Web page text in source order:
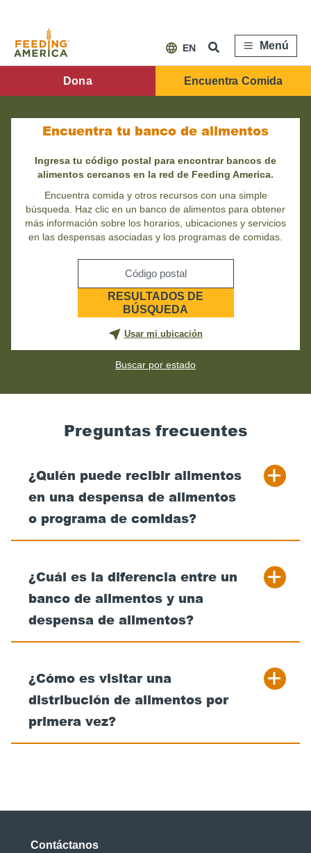
principal
EN
Menú
Main
Menu
Dona Encuentra Comida
Encuentra tu banco de alimentos
Ingresa tu código postal para encontrar bancos de
alimentos cercanos en la red de Feeding America.
Encuentra comida y otros recursos con una simple
búsqueda. Haz clic en un banco de alimentos para obtener
más información sobre los horarios, ubicaciones y servicios
en las despensas asociadas y los programas de comidas.
postal
más
RESULTADOS DE
BÚSQUEDA
Usar mi ubicación
Buscar por estado
Preguntas frecuentes
¿Quién puede recibir alimentos
en una despensa de alimentos
o programa de comidas?
¿Cuál es la diferencia entre un
banco de alimentos y una
despensa de alimentos?
¿Cómo es visitar una
distribución de alimentos por
primera vez?
Contáctanos